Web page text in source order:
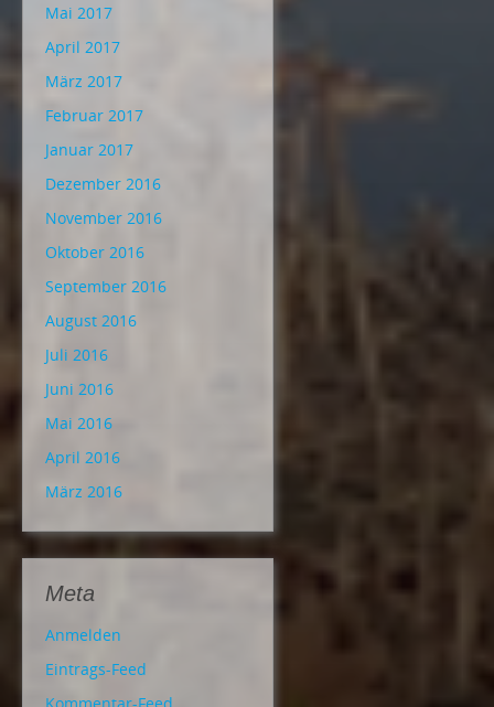
Mai 2017
April 2017
März 2017
Februar 2017
Januar 2017
Dezember 2016
November 2016
Oktober 2016
September 2016
August 2016
Juli 2016
Juni 2016
Mai 2016
April 2016
März 2016
Meta
Anmelden
Eintrags-Feed
Kommentar-Feed